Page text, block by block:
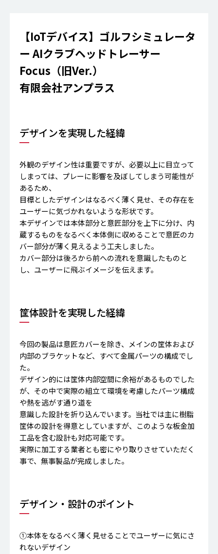
【IoTデバイス】ゴルフシミュレータ
ー AIクラブヘッドトレーサー
Focus（旧Ver.）
有限会社アンプラス
デザインを実現した経緯
外観のデザイン性は重要ですが、必要以上に目立って
しまっては、プレーに影響を及ぼしてしまう可能性が
あるため、
目標としたデザインはなるべく薄く見せ、その存在を
ユーザーに気づかれないような形状です。
本デザインでは本体部分と意匠部分を上下に分け、内
蔵するものをなるべく本体側に収めることで意匠のカ
バー部分が薄く見えるよう工夫しました。
カバー部分は後ろから前への流れを意識したものと
し、ユーザーに飛ぶイメージを伝えます。
筐体設計を実現した経緯
今回の製品は意匠カバーを除き、メインの筐体および
内部のブラケットなど、すべて金属パーツの構成でし
た。
デザイン的には筐体内部空間に余裕があるものでした
が、その中で実際の組立て環境を考慮したパーツ構成
や熱を逃がす通り道を
意識した設計を折り込んでいます。当社では主に樹脂
筐体の設計を得意としていますが、このような板金加
工品を含む設計も対応可能です。
実際に加工する業者とも密にやり取りさせていただく
事で、無事製品が完成しました。
デザイン・設計のポイント
①本体をなるべく薄く見せることでユーザーに気にさ
れないデザイン